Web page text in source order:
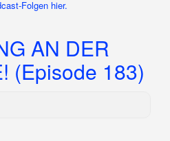
Folgen hier.
AN DER
(Episode 183)